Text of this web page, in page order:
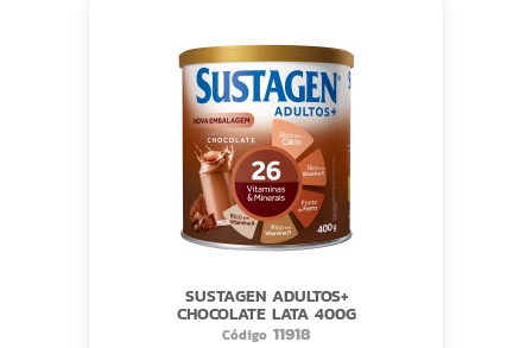
SUSTAGEN ADULTOS+
CHOCOLATE LATA 400G
Código11918